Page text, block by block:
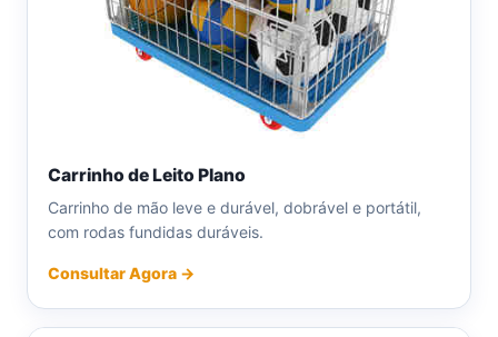
Carrinho de Leito Plano
Carrinho de mão leve e durável, dobrável e portátil,
com rodas fundidas duráveis.
Consultar Agora →